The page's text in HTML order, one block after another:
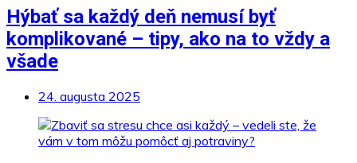
Hýbať sa každý deň nemusí byť
komplikované – tipy, ako na to vždy a
všade
24. augusta 2025